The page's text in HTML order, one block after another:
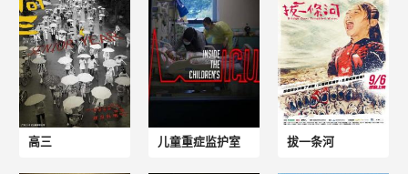
高三 儿童重症监护室 拔一条河